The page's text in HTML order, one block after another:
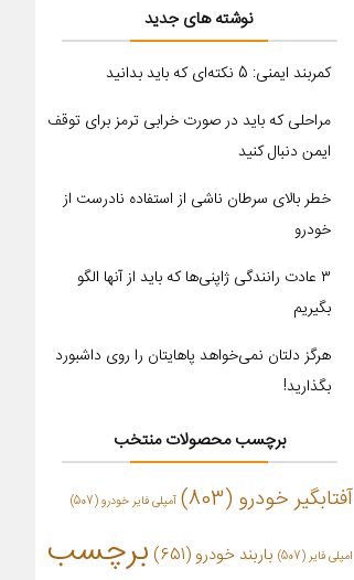
نوشته های جدید
کمربند ایمنی: 5 نکته‌ای که باید بدانید
مراحلی که باید در صورت خرابی ترمز برای توقف
ایمن دنبال کنید
خطر بالای سرطان ناشی از استفاده نادرست از
خودرو
۳ عادت رانندگی ژاپنی‌ها که باید از آنها الگو
بگیریم
هرگز دلتان نمی‌خواهد پاهایتان را روی داشبورد
بگذارید!
برچسب محصولات منتخب
آفتابگیر خودرو (803) آمپلی فایر خودرو(507)
امپلی فایر (507) باربند خودرو(651)
برچسب